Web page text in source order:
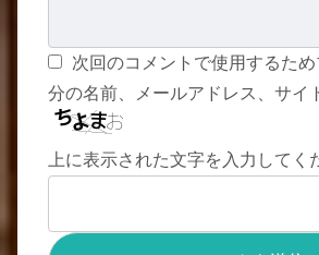
次回のコメントで使用するた
分の名前、メールアドレス、サイ
上に表示された文字を入力してく